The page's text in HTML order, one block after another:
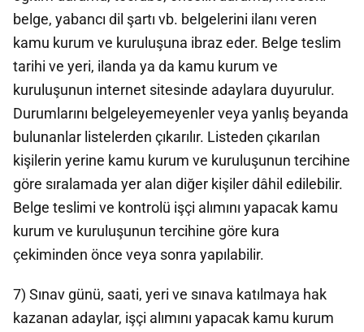
belge, yabancı dil şartı vb. belgelerini ilanı veren
kamu kurum ve kuruluşuna ibraz eder. Belge teslim
tarihi ve yeri, ilanda ya da kamu kurum ve
kuruluşunun internet sitesinde adaylara duyurulur.
Durumlarını belgeleyemeyenler veya yanlış beyanda
bulunanlar listelerden çıkarılır. Listeden çıkarılan
kişilerin yerine kamu kurum ve kuruluşunun tercihine
göre sıralamada yer alan diğer kişiler dâhil edilebilir.
Belge teslimi ve kontrolü işçi alımını yapacak kamu
kurum ve kuruluşunun tercihine göre kura
çekiminden önce veya sonra yapılabilir.
7) Sınav günü, saati, yeri ve sınava katılmaya hak
kazanan adaylar, işçi alımını yapacak kamu kurum